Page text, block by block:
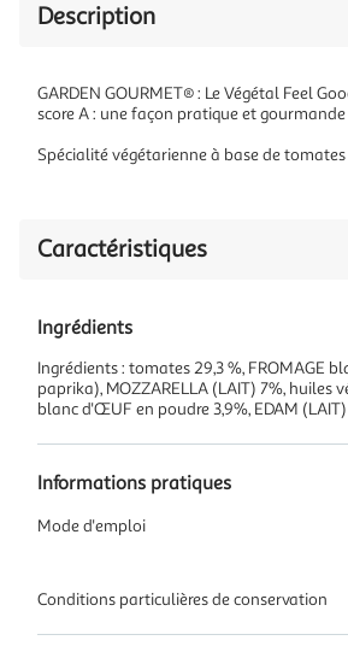
Description
GARDEN GOURMET® : Le Végétal Feel
score A : une façon pratique et
Spécialité végétarienne à base de
Caractéristiques
Ingrédients
Ingrédients : tomates 29,3 %, FROMAGE
paprika), MOZZARELLA (LAIT) 7%,
blanc d'ŒUF en poudre 3,9%, EDAM
Informations pratiques
Mode d'emploi
Conditions particulières de conservation